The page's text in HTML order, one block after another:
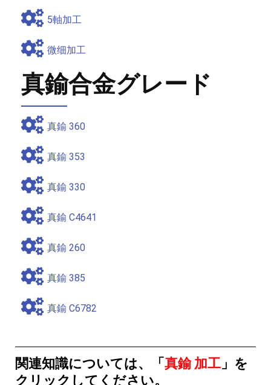
5軸加工
微细加工
真鍮合金グレード
真鍮 360
真鍮 353
真鍮 330
真鍮 C4641
真鍮 260
真鍮 385
真鍮 C6782
関連知識については、「 真鍮 加工 」を
クリックしてください。